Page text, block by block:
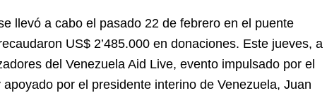
llevó a cabo el pasado 22 de febrero en el puente
US$ 2’485.000 en donaciones. Este jueves, a
del Venezuela Aid Live, evento impulsado por el
por el presidente interino de Venezuela, Juan